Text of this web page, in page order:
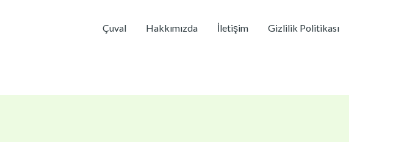
Çuval Hakkımızda İletişim Gizlilik Politikası